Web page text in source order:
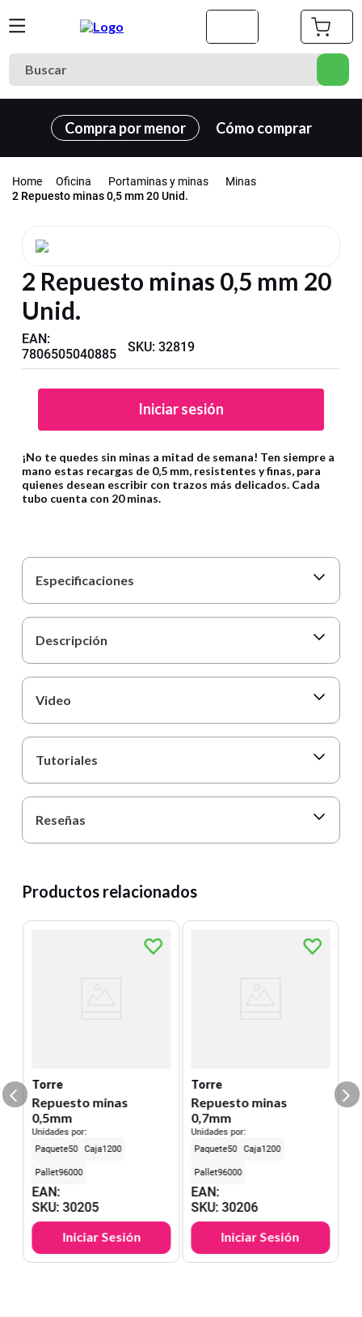
Buscar
Compra por menor Cómo comprar
Oficina Portaminas y minas
Minas
2 Repuesto minas 0,5 mm 20 Unid.
2 Repuesto minas 0,5 mm 20
Unid.
EAN:
7806505040885
SKU:32819
Iniciar sesión
¡No te quedes sin minas a mitad de semana! Ten siempre a
mano estas recargas de 0,5 mm, resistentes y finas, para
quienes desean escribir con trazos más delicados. Cada
tubo cuenta con 20 minas.
Especificaciones
Descripción
Video
Tutoriales
Reseñas
Productos relacionados
Torre
Repuesto minas
0,5mm
Unidades por:
50
1200
96000
EAN:
SKU:30205
Iniciar Sesión
Torre
Repuesto minas
0,7mm
Unidades por:
50
1200
96000
EAN:
SKU:30206
Iniciar Sesión
Términos más buscados
cuaderno
3. cuadernos
5.
. estuche
7. harry potter
8.
10